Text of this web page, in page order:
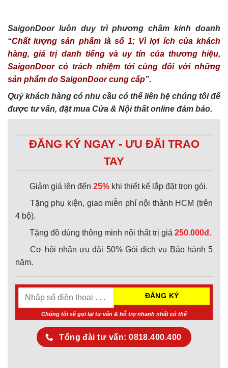
SaigonDoor luôn duy trì phương châm kinh doanh
“Chất lượng sản phẩm là số 1; Vì lợi ích của khách
hàng, giá trị danh tiếng và uy tín của thương hiệu,
SaigonDoor có trách nhiệm tới cùng đối với những
sản phẩm do SaigonDoor cung cấp”.
Quý khách hàng có nhu cầu có thể liên hệ chúng tôi để
được tư vấn, đặt mua Cửa & Nội thất online đảm bảo.
ĐĂNG KÝ NGAY - ƯU ĐÃI TRAO
TAY
Giảm giá lên đến 25% khi thiết kế lắp đặt trọn gói.
Tặng phụ kiện, giao miễn phí nội thành HCM (trên
4 bộ).
Tặng đồ dùng thông minh nội thất trị giá 250.000đ.
Cơ hội nhận ưu đãi 50% Gói dịch vụ Bảo hành 5
năm.
Chúng tôi sẽ gọi lại tư vấn & hỗ trợ nhanh nhất có thể
Tổng đài tư vấn: 0818.400.400